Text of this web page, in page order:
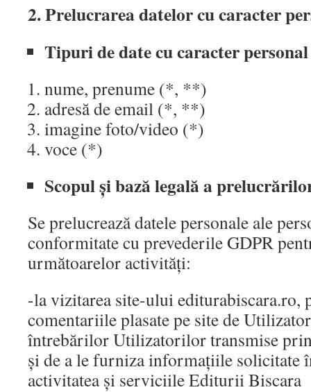
2. Prelucrarea datelor cu caracter
Tipuri de date cu caracter
nume, prenume (*, **)
adresă de email (*, **)
imagine foto/video (*)
voce (*)
Scopul și bază legală a
Se prelucrează datele personale ale
conformitate cu prevederile GDPR
următoarelor activități:
-la vizitarea site-ului editurabiscara.ro,
comentariile plasate pe site de
întrebărilor Utilizatorilor transmise
și de a le furniza informațiile solicitate
activitatea și serviciile Editurii Biscara